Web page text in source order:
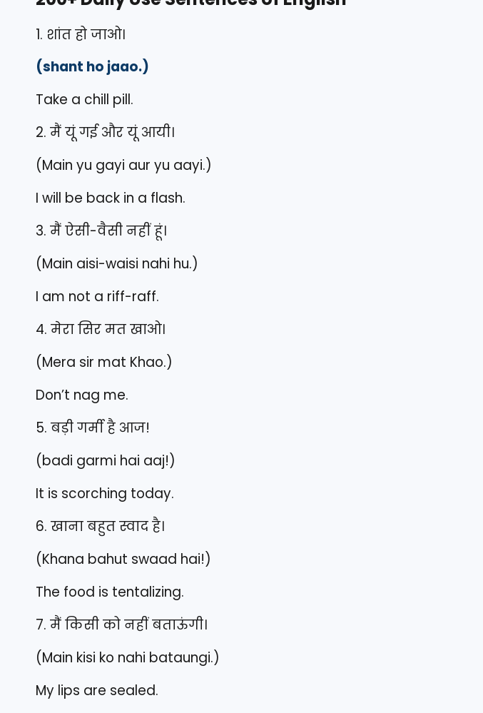
1. शांत हो जाओ।
(shant ho jaao.)
Take a chill pill.
2. मैं यूं गई और यूं आयी।
(Main yu gayi aur yu aayi.)
I will be back in a flash.
3. मैं ऐसी-वैसी नहीं हूं।
(Main aisi-waisi nahi hu.)
I am not a riff-raff.
4. मेरा सिर मत खाओ।
(Mera sir mat Khao.)
Don’t nag me.
5. बड़ी गर्मी है आज!
(badi garmi hai aaj!)
It is scorching today.
6. खाना बहुत स्वाद है।
(Khana bahut swaad hai!)
The food is tentalizing.
7. मैं किसी को नहीं बताऊंगी।
(Main kisi ko nahi bataungi.)
My lips are sealed.